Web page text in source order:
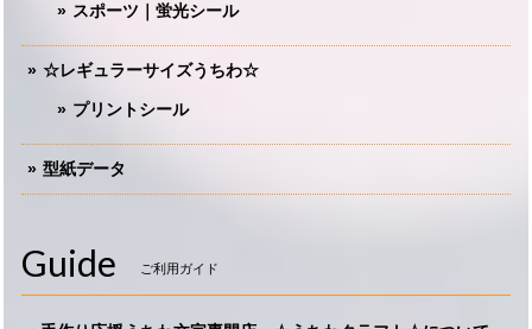
スポーツ｜蛍光シール
☆レギュラーサイズうちわ☆
プリントシール
型紙データ
Guide ご利用ガイド